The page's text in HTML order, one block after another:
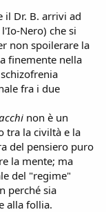
il Dr. B. arrivi ad
Nero) che si
non spoilerare la
finemente nella
fra i due
non è un
tra la civiltà e la
del pensiero puro
la mente; ma
del "regime"
perché sia
alla follia.